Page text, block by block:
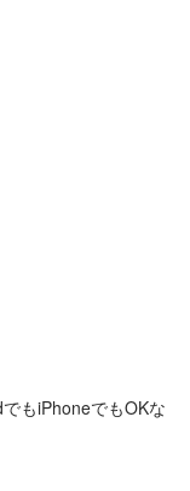
もiPhoneでもOKな